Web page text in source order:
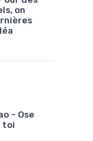
on
- Ose
toi